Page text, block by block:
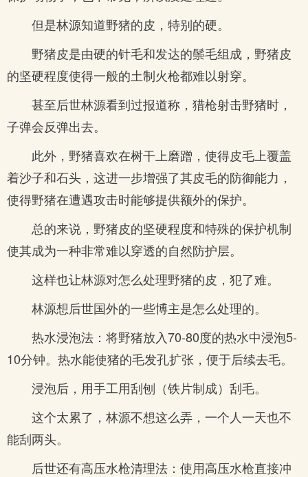
但是林源知道野猪的皮，特别的硬。
野猪皮是由硬的针毛和发达的鬃毛组成，野猪皮
的坚硬程度使得一般的土制火枪都难以射穿。
甚至后世林源看到过报道称，猎枪射击野猪时，
子弹会反弹出去。
此外，野猪喜欢在树干上磨蹭，使得皮毛上覆盖
着沙子和石头，这进一步增强了其皮毛的防御能力，
使得野猪在遭遇攻击时能够提供额外的保护。
总的来说，野猪皮的坚硬程度和特殊的保护机制
使其成为一种非常难以穿透的自然防护层。
这样也让林源对怎么处理野猪的皮，犯了难。
林源想后世国外的一些博主是怎么处理的。
热水浸泡法：将野猪放入70-80度的热水中浸泡5-
10分钟。热水能使猪的毛发孔扩张，便于后续去毛。
浸泡后，用手工用刮刨（铁片制成）刮毛。
这个太累了，林源不想这么弄，一个人一天也不
能刮两头。
后世还有高压水枪清理法：使用高压水枪直接冲